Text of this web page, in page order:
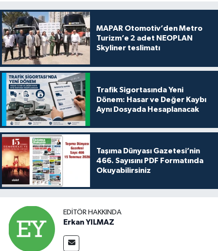
MAPAR Otomotiv’den Metro
Turizm’e 2 adet NEOPLAN
Skyliner teslimatı
Trafik Sigortasında Yeni
Dönem: Hasar ve Değer Kaybı
Aynı Dosyada Hesaplanacak
Taşıma Dünyası Gazetesi’nin
466. Sayısını PDF Formatında
Okuyabilirsiniz
EDITÖR HAKKINDA
Erkan YILMAZ